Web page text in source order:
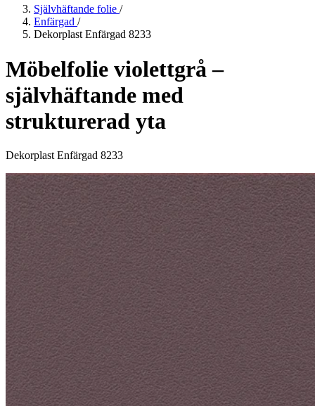
Självhäftande folie /
Enfärgad /
Dekorplast Enfärgad 8233
Möbelfolie violettgrå –
självhäftande med
strukturerad yta
Dekorplast Enfärgad 8233